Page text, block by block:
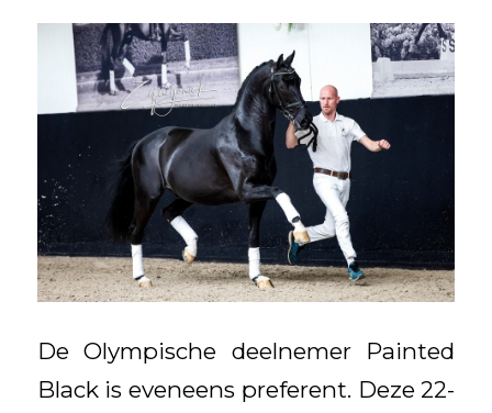
De Olympische deelnemer Painted
Black is eveneens preferent. Deze 22-